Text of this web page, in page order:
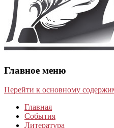
Главное меню
Перейти к основному
Главная
События
Литература